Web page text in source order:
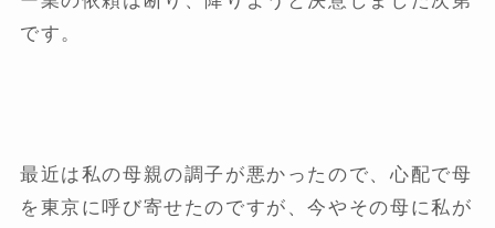
です。
最近は私の母親の調子が悪かったので、心配で母
を東京に呼び寄せたのですが、今やその母に私が